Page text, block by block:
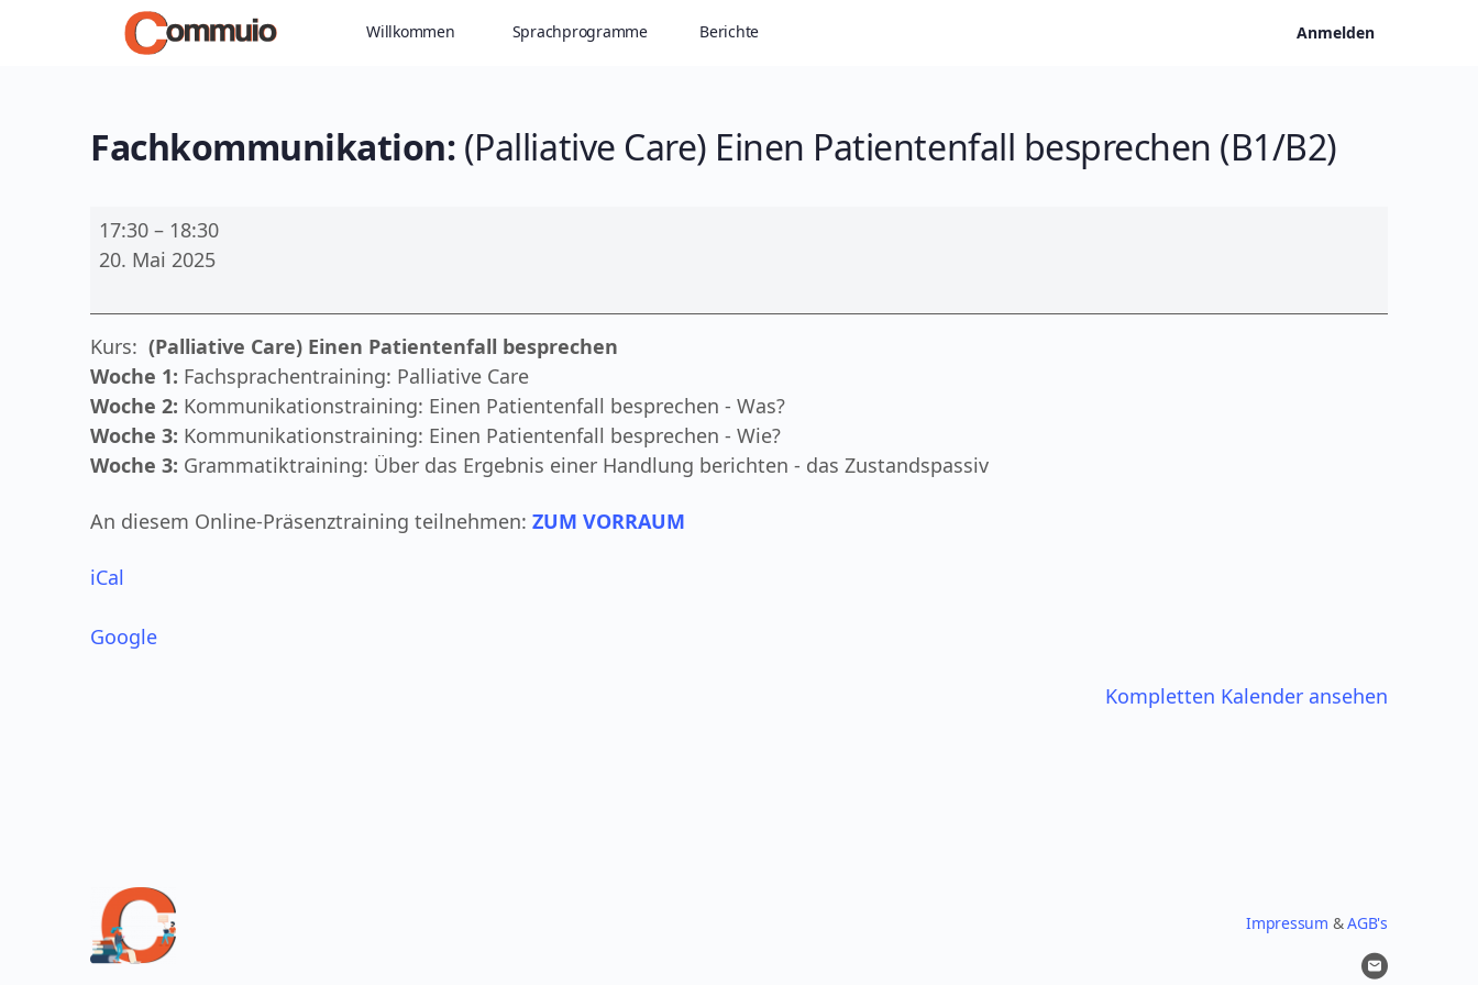
Willkommen Sprachprogramme Berichte Anmelden
Fachkommunikation: (Palliative Care) Einen Patientenfall besprechen (B1/B2)
Fachkommunikation:
(Palliative
Einen
Patientenfall
besprechen
(B1/B2)
17:30 – 18:30
20. Mai 2025
Kurs: (Palliative Care) Einen Patientenfall besprechen
Woche 1: Fachsprachentraining: Palliative Care
Woche 2: Kommunikationstraining: Einen Patientenfall besprechen - Was?
Woche 3: Kommunikationstraining: Einen Patientenfall besprechen - Wie?
Woche 3: Grammatiktraining: Über das Ergebnis einer Handlung berichten - das Zustandspassiv
An diesem Online-Präsenztraining teilnehmen: ZUM VORRAUM
iCal
Google
Kompletten Kalender ansehen
Impressum &AGB's